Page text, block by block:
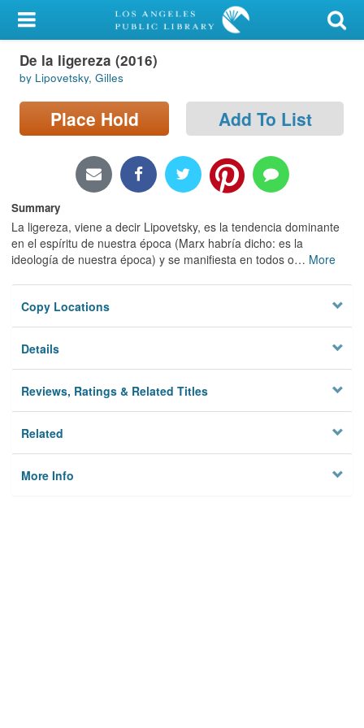
My Account
Library Card
Sign In
Locations/Hours (external
page)
Privacy
De la ligereza (2016)
by Lipovetsky, Gilles
Place Hold Add To List
Summary
La ligereza, viene a decir Lipovetsky, es la tendencia dominante
en el espíritu de nuestra época (Marx habría dicho: es la
ideología de nuestra época) y se manifiesta en todos o… More
Copy Locations
Details
Reviews, Ratings & Related Titles
Related
More Info